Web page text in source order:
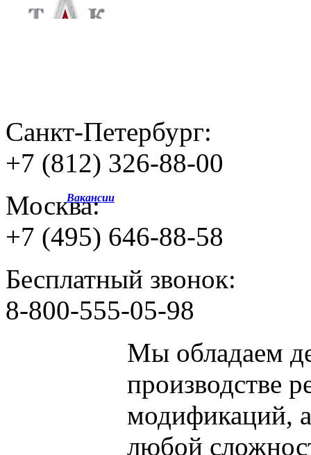
Санкт-Петербург:
+7 (812) 326-88-00
Москва:
+7 (495) 646-88-58
Бесплатный звонок:
8-800-555-05-98
Мы обладаем
производстве
модификаций,
любой
Вакансии